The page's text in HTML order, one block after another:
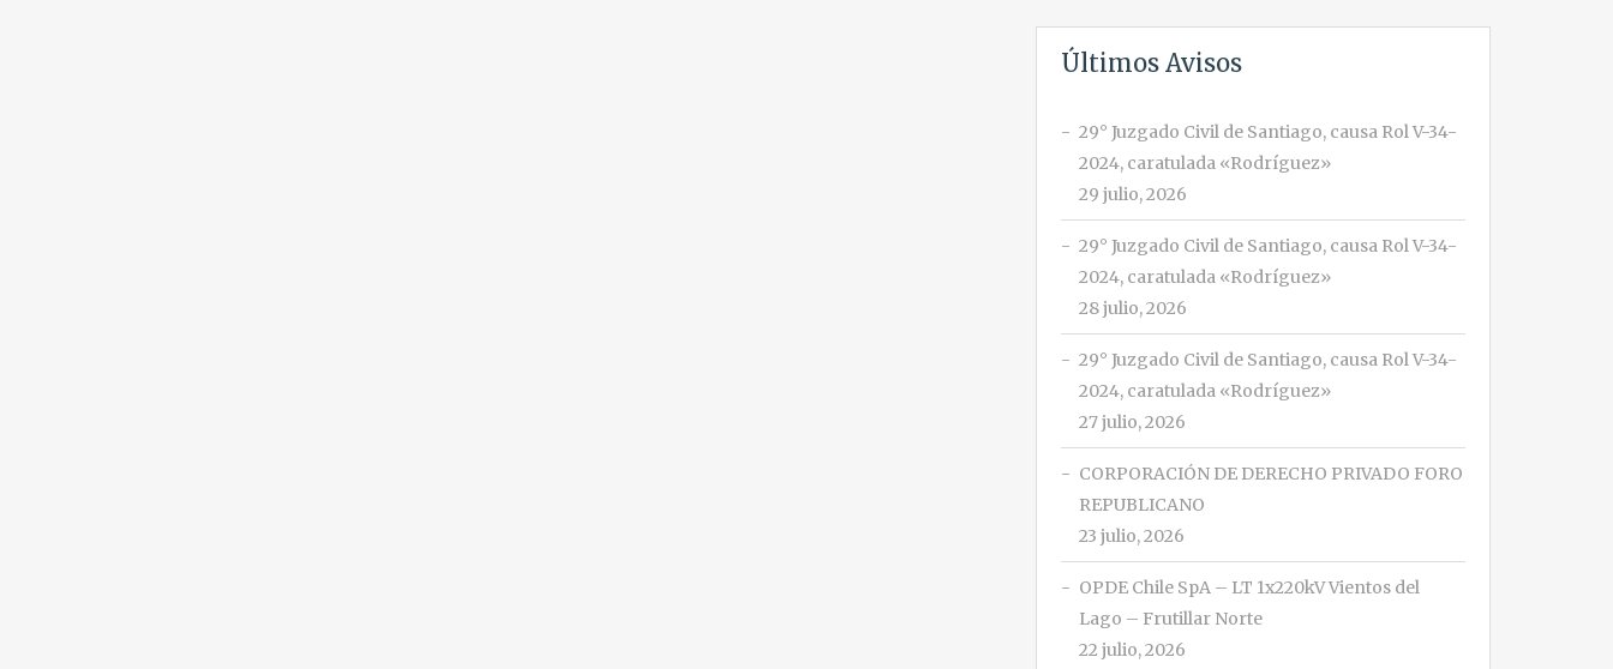
Últimos Avisos
29° Juzgado Civil de Santiago, causa Rol V-34-
2024, caratulada «Rodríguez»
29 julio, 2026
29° Juzgado Civil de Santiago, causa Rol V-34-
2024, caratulada «Rodríguez»
28 julio, 2026
29° Juzgado Civil de Santiago, causa Rol V-34-
2024, caratulada «Rodríguez»
27 julio, 2026
CORPORACIÓN DE DERECHO PRIVADO FORO
REPUBLICANO
23 julio, 2026
OPDE Chile SpA – LT 1x220kV Vientos del
Lago – Frutillar Norte
22 julio, 2026